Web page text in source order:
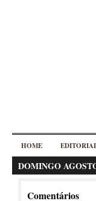
HOME
DOMINGO
Comentários